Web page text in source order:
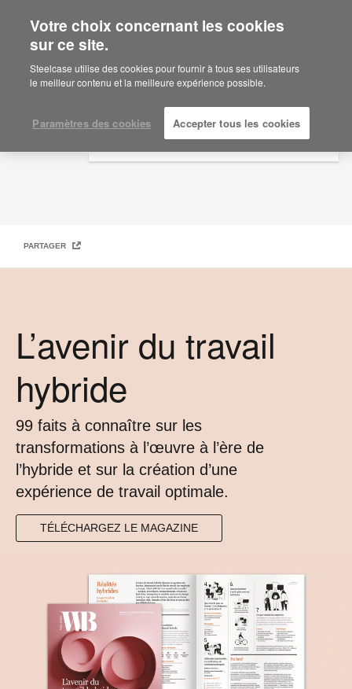
Are you in United States?
Would you like to see Products we sell in
your region?
English
Español
PARTAGER
L’avenir du travail
hybride
99 faits à connaître sur les
transformations à l’œuvre à l’ère de
l’hybride et sur la création d’une
expérience de travail optimale.
TÉLÉCHARGEZ LE MAGAZINE
Votre choix concernant les cookies
sur ce site.
Steelcase utilise des cookies pour fournir à tous ses utilisateurs
le meilleur contenu et la meilleure expérience possible.
Paramètres des cookies Accepter tous les cookies